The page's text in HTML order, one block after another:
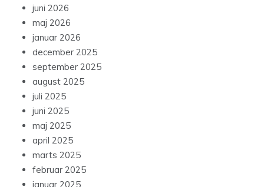
juni 2026
maj 2026
januar 2026
december 2025
september 2025
august 2025
juli 2025
juni 2025
maj 2025
april 2025
marts 2025
februar 2025
januar 2025